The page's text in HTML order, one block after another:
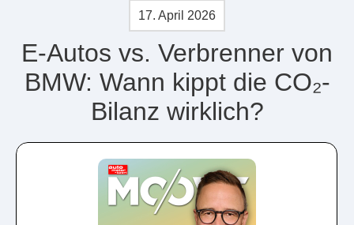
17. April 2026
E-Autos vs. Verbrenner von
BMW: Wann kippt die CO₂-
Bilanz wirklich?